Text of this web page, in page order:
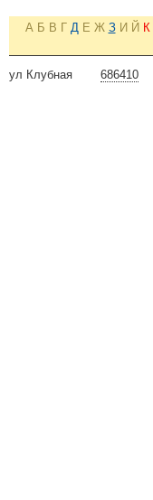
А Б В Г Д Е Ж З И Й К
686410
ул Клубная